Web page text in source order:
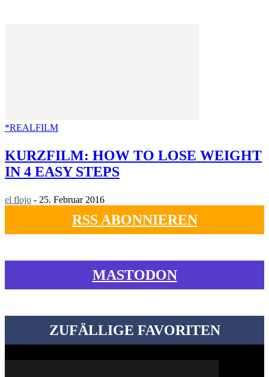
*REALFILM
KURZFILM: HOW TO LOSE WEIGHT
IN 4 EASY STEPS
el flojo - 25. Februar 2016
RSS ABONNIEREN
MASTODON
ZUFÄLLIGE FAVORITEN